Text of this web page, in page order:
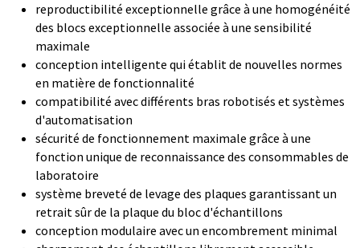
reproductibilité exceptionnelle grâce à une homogénéité
des blocs exceptionnelle associée à une sensibilité
maximale
conception intelligente qui établit de nouvelles normes
en matière de fonctionnalité
compatibilité avec différents bras robotisés et systèmes
d'automatisation
sécurité de fonctionnement maximale grâce à une
fonction unique de reconnaissance des consommables de
laboratoire
système breveté de levage des plaques garantissant un
retrait sûr de la plaque du bloc d'échantillons
conception modulaire avec un encombrement minimal